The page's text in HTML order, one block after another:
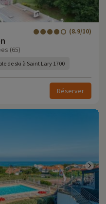
(8.9/10)
(65)
de ski à Saint Lary 1700
Réserver